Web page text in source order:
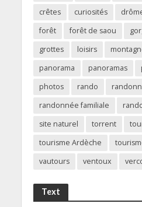
crêtes
curiosités
forêt
forêt de saou
grottes
loisirs
panorama
panoramas
photos
rando
randonnée familiale
site naturel
torrent
tourisme Ardèche
vautours
ventoux
Text